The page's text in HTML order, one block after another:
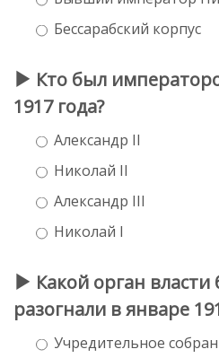
Бессарабский корпус
Кто был
1917 года?
Александр II
Николай II
Александр III
Николай I
Какой орган
разогнали в январе
Учредительное